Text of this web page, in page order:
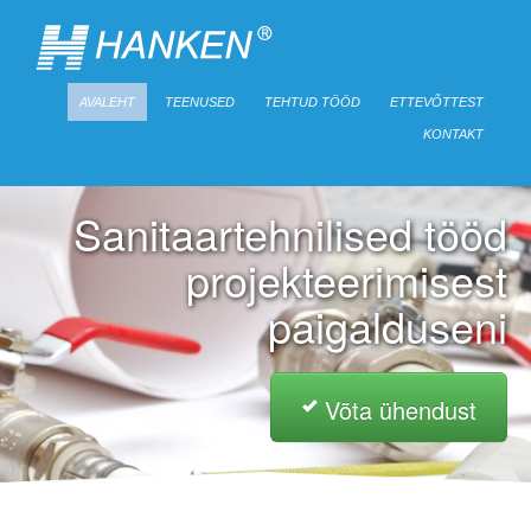
AVALEHT TEENUSED TEHTUD TÖÖD ETTEVÕTTEST
KONTAKT
Sanitaartehnilised tööd
projekteerimisest
paigalduseni
Võta ühendust